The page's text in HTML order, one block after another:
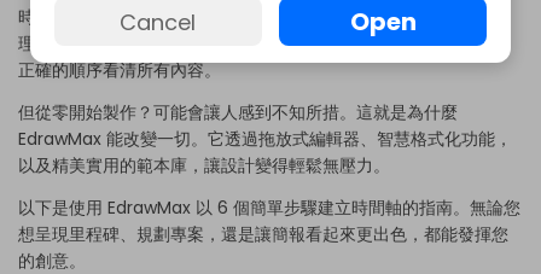
時間軸是將雜亂資訊轉化為整齊視覺化呈現的絕佳方式。無論是整
理事件、建立商業計畫，還是總結電影細節，時間軸都能幫助您以
正確的順序看清所有內容。
但從零開始製作？可能會讓人感到不知所措。這就是為什麼
EdrawMax 能改變一切。它透過拖放式編輯器、智慧格式化功能，
以及精美實用的範本庫，讓設計變得輕鬆無壓力。
以下是使用 EdrawMax 以 6 個簡單步驟建立時間軸的指南。無論您
想呈現里程碑、規劃專案，還是讓簡報看起來更出色，都能發揮您
的創意。
Cancel Open